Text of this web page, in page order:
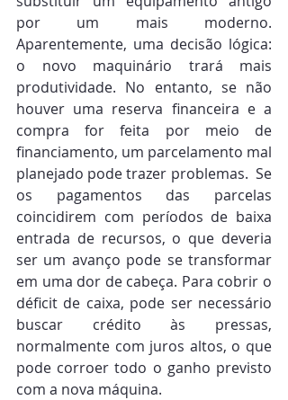
por um mais moderno.
Aparentemente, uma decisão lógica:
o novo maquinário trará mais
produtividade. No entanto, se não
houver uma reserva financeira e a
compra for feita por meio de
financiamento, um parcelamento mal
planejado pode trazer problemas.  Se
os pagamentos das parcelas
coincidirem com períodos de baixa
entrada de recursos, o que deveria
ser um avanço pode se transformar
em uma dor de cabeça. Para cobrir o
déficit de caixa, pode ser necessário
buscar crédito às pressas,
normalmente com juros altos, o que
pode corroer todo o ganho previsto
com a nova máquina.